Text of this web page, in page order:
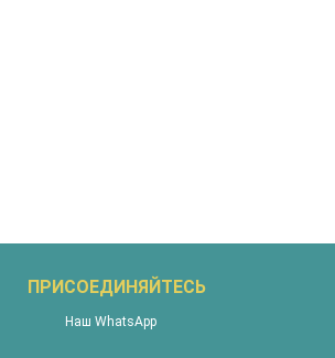
ПРИСОЕДИНЯЙТЕСЬ
Наш WhatsApp